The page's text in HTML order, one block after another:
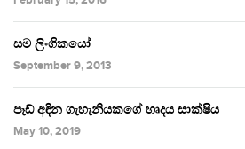
සම ලිංගිකයෝ
September 9, 2013
පෑඩ් අඳින ගැහැනියකගේ හෘදය සාක්ෂිය
May 10, 2019